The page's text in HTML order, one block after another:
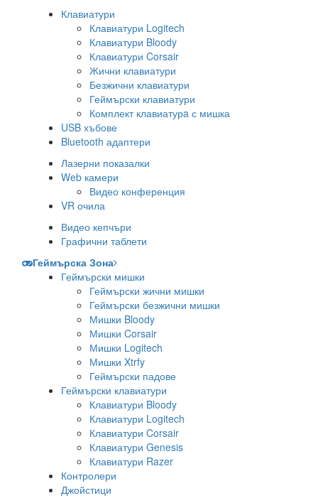
Клавиатури
Клавиатури Logitech
Клавиатури Bloody
Клавиатури Corsair
Жични клавиатури
Безжични клавиатури
Геймърски клавиатури
Комплект клавиатурa с мишка
USB хъбове
Bluetooth адаптери
Лазерни показалки
Web камери
Видео конференция
VR очила
Видео кепчъри
Графични таблети
Геймърска Зона
Геймърски мишки
Геймърски жични мишки
Геймърски безжични мишки
Мишки Bloody
Мишки Corsair
Мишки Logitech
Мишки Xtrfy
Геймърски падове
Геймърски клавиатури
Клавиатури Bloody
Клавиатури Logitech
Клавиатури Corsair
Клавиатури Genesis
Клавиатури Razer
Контролери
Джойстици